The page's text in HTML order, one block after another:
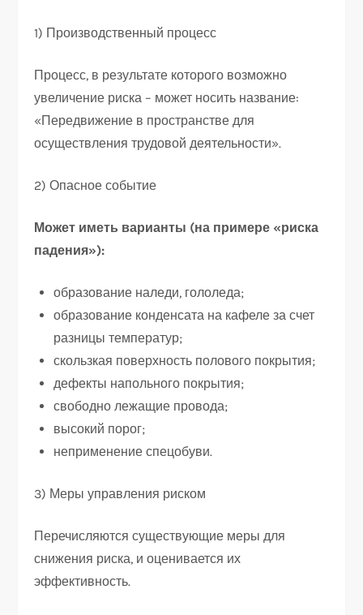
1) Производственный процесс
Процесс, в результате которого возможно
увеличение риска – может носить название:
«Передвижение в пространстве для
осуществления трудовой деятельности».
2) Опасное событие
Может иметь варианты (на примере «риска
падения»):
образование наледи, гололеда;
образование конденсата на кафеле за счет
разницы температур;
скользкая поверхность полового покрытия;
дефекты напольного покрытия;
свободно лежащие провода;
высокий порог;
неприменение спецобуви.
3) Меры управления риском
Перечисляются существующие меры для
снижения риска, и оценивается их
эффективность.